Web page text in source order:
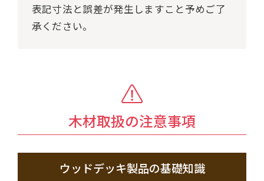
表記寸法と誤差が発生しますこと予めご了
承ください。
木材取扱の注意事項
ウッドデッキ製品の基礎知識